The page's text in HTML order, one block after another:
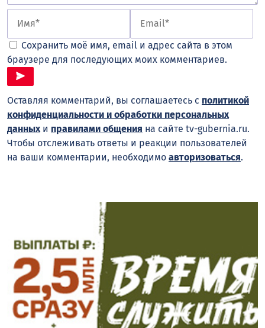
Сохранить моё имя, email и адрес сайта в этом
браузере для последующих моих комментариев.
Оставляя комментарий, вы соглашаетесь с политикой
конфиденциальности и обработки персональных
данных и правилами общения на сайте tv-gubernia.ru.
Чтобы отслеживать ответы и реакции пользователей
на ваши комментарии, необходимо авторизоваться.